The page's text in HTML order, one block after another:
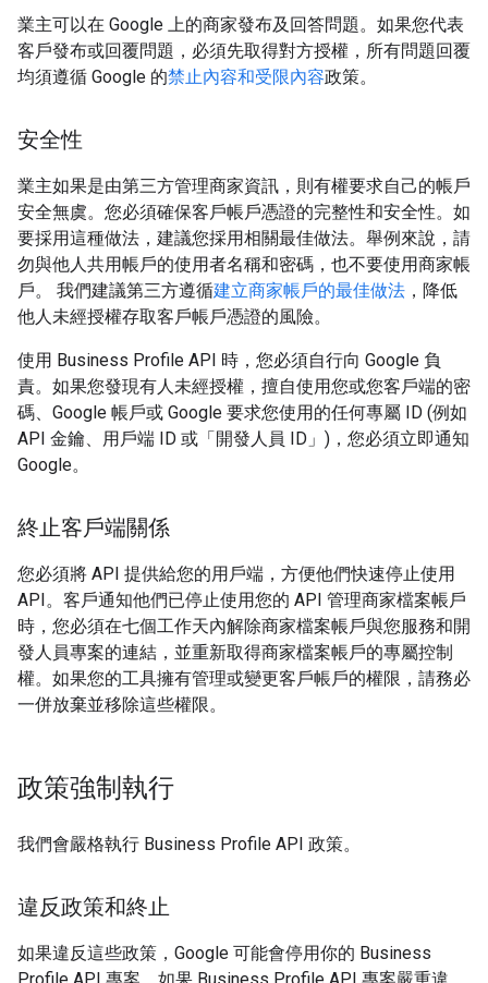
業主可以在 Google 上的商家發布及回答問題。如果您代表
客戶發布或回覆問題，必須先取得對方授權，所有問題回覆
均須遵循 Google 的禁止內容和受限內容政策。
安全性
業主如果是由第三方管理商家資訊，則有權要求自己的帳戶
安全無虞。您必須確保客戶帳戶憑證的完整性和安全性。如
要採用這種做法，建議您採用相關最佳做法。舉例來說，請
勿與他人共用帳戶的使用者名稱和密碼，也不要使用商家帳
戶。 我們建議第三方遵循建立商家帳戶的最佳做法 ，降低
他人未經授權存取客戶帳戶憑證的風險。
使用 Business Profile API 時，您必須自行向 Google 負
責。如果您發現有人未經授權，擅自使用您或您客戶端的密
碼、Google 帳戶或 Google 要求您使用的任何專屬 ID (例如
API 金鑰、用戶端 ID 或「開發人員 ID」)，您必須立即通知
Google。
終止客戶端關係
您必須將 API 提供給您的用戶端，方便他們快速停止使用
API。客戶通知他們已停止使用您的 API 管理商家檔案帳戶
時，您必須在七個工作天內解除商家檔案帳戶與您服務和開
發人員專案的連結，並重新取得商家檔案帳戶的專屬控制
權。如果您的工具擁有管理或變更客戶帳戶的權限，請務必
一併放棄並移除這些權限。
政策強制執行
我們會嚴格執行 Business Profile API 政策。
違反政策和終止
如果違反這些政策，Google 可能會停用你的 Business